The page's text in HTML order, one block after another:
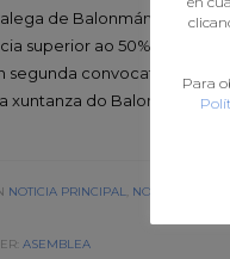
de Balonmán,
superior ao 50%. Ás
segunda convocatoria
xuntanza do Balonmán
NOTICIA PRINCIPAL NOTICIAS
ASEMBLEA
Para